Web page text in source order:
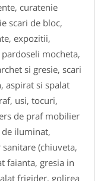
curatenie
scari de bloc,
expozitii,
mocheta,
si gresie, scari
aspirat si spalat
usi, tocuri,
de praf mobilier
iluminat,
(chiuveta,
faianta, gresia in
frigider, golirea